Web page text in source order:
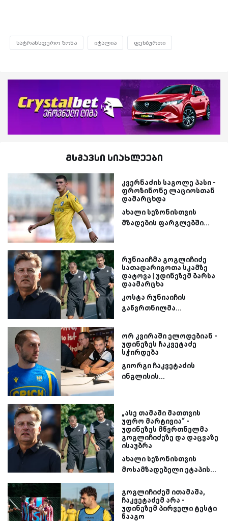
სატრანსფერო ზონა იტალია ფეხბურთი
მსგავსი სიახლეები
კვერნაძის საგოლე პასი -
ფროზინონე ლაციოსთან
დამარცხდა
ახალი სეზონისთვის
მზადების ფარგლებში...
რუნიაიჩმა გოგლიჩიძე
სათადარიგოთა სკამზე
დატოვა | უდინეზემ ბარსა
დაამარცხა
კოსტა რუნიაიჩის
გაწვრთნილმა...
ორ კვირაში ელოდებიან -
უდინეზეს ჩაკვეტაძე
სჭირდება
გიორგი ჩაკვეტაძის
ინგლისის...
„ასე თამაში მათთვის
უფრო მარტივია“ -
უდინეზეს მწვრთნელმა
გოგლიჩიძეზე და დაცვაზე
ისაუბრა
ახალი სეზონისთვის
მოსამზადებელი ეტაპის...
გოგლიჩიძემ ითამაშა,
ჩაკვეტაძემ არა -
უდინეზემ პირველი ტესტი
წააგო